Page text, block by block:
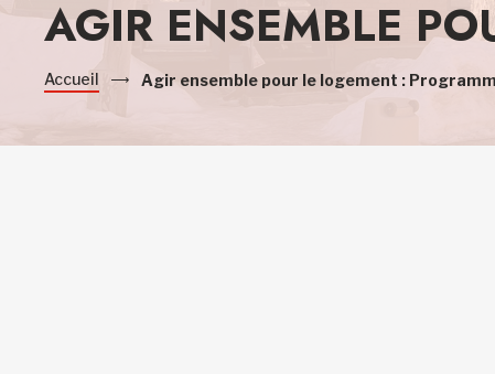
AGIR ENSEMBLE
Accueil Agir ensemble pour le logement :